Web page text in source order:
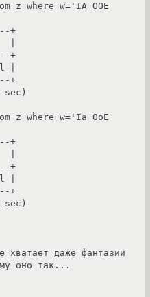
z where w='IA OOE
+
|
+
|
+
z where w='Ia OoE
+
|
+
|
+
даже фантазии
оно так...